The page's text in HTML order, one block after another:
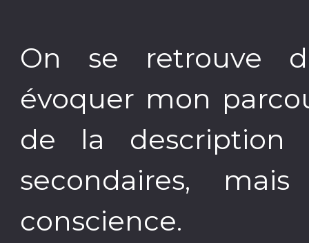
On se retrouve
évoquer mon
de la description
secondaires,
conscience.